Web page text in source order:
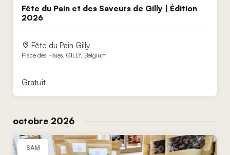
Fête du Pain et des Saveurs de Gilly | Édition
2026
Fête du Pain Gilly
Place des Haies, GILLY, Belgium
Gratuit
octobre 2026
SAM